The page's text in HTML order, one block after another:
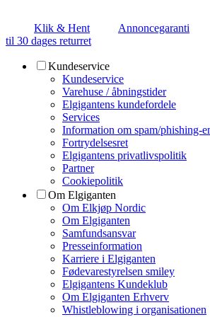
Klik & Hent Annoncegaranti
til 30 dages returret
Kundeservice
Kundeservice
Varehuse / åbningstider
Elgigantens kundefordele
Services
Information om spam/phishing-
Fortrydelsesret
Elgigantens privatlivspolitik
Partner
Cookiepolitik
Om Elgiganten
Om Elkjøp Nordic
Om Elgiganten
Samfundsansvar
Presseinformation
Karriere i Elgiganten
Fødevarestyrelsen smiley
Elgigantens Kundeklub
Om Elgiganten Erhverv
Whistleblowing i organisationen